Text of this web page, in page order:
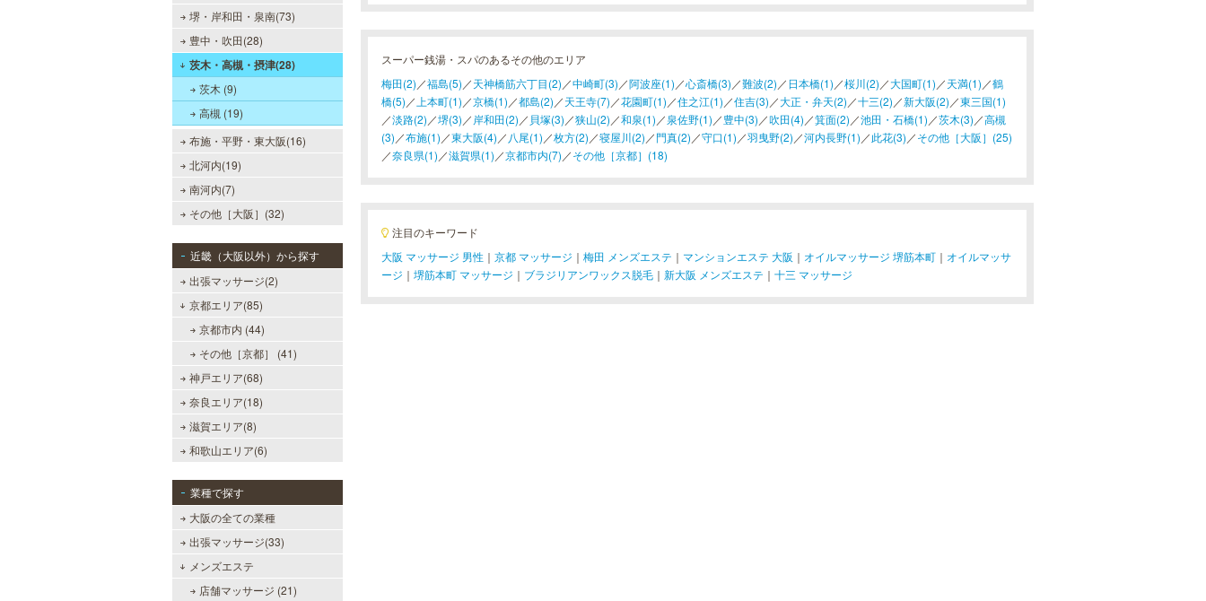
堺・岸和田・泉南(73)
豊中・吹田(28)
茨木・高槻・摂津(28)
茨木 (9)
高槻 (19)
布施・平野・東大阪(16)
北河内(19)
南河内(7)
その他［大阪］(32)
近畿（大阪以外）から探す
出張マッサージ(2)
京都エリア(85)
京都市内 (44)
その他［京都］ (41)
神戸エリア(68)
奈良エリア(18)
滋賀エリア(8)
和歌山エリア(6)
業種で探す
大阪の全ての業種
出張マッサージ(33)
メンズエステ
店舗マッサージ (21)
スーパー銭湯・スパのあるその他のエリア
梅田(2) ／福島(5) ／天神橋筋六丁目(2) ／中崎町(3) ／阿波座(1) ／心斎橋(3) ／難波(2) ／日本橋(1) ／桜川(2) ／大国町(1) ／天満(1) ／鶴
橋(5) ／ 上本町(1) ／京橋(1) ／都島(2) ／天王寺(7) ／花園町(1) ／住之江(1) ／住吉(3) ／大正・弁天(2) ／十三(2) ／新大阪(2) ／東三国(1)
／淡路(2) ／堺(3) ／ 岸和田(2) ／ 貝塚(3) ／狭山(2) ／和泉(1) ／泉佐野(1) ／豊中(3) ／吹田(4) ／箕面(2) ／池田・石橋(1) ／茨木(3) ／高槻
(3) ／布施(1) ／東大阪(4) ／ 八尾(1) ／枚方(2) ／寝屋川(2) ／門真(2) ／守口(1) ／羽曳野(2) ／河内長野(1) ／此花(3) ／その他［大阪］(25)
／奈良県(1) ／滋賀県(1) ／京都市内(7) ／その他［京都］(18)
注目のキーワード
大阪 マッサージ 男性 ｜ 京都 マッサージ ｜ 梅田 メンズエステ ｜ マンションエステ 大阪 ｜ オイルマッサージ 堺筋本町 ｜ オイルマッサ
ージ ｜ 堺筋本町 マッサージ ｜ ブラジリアンワックス脱毛 ｜ 新大阪 メンズエステ ｜ 十三 マッサージ